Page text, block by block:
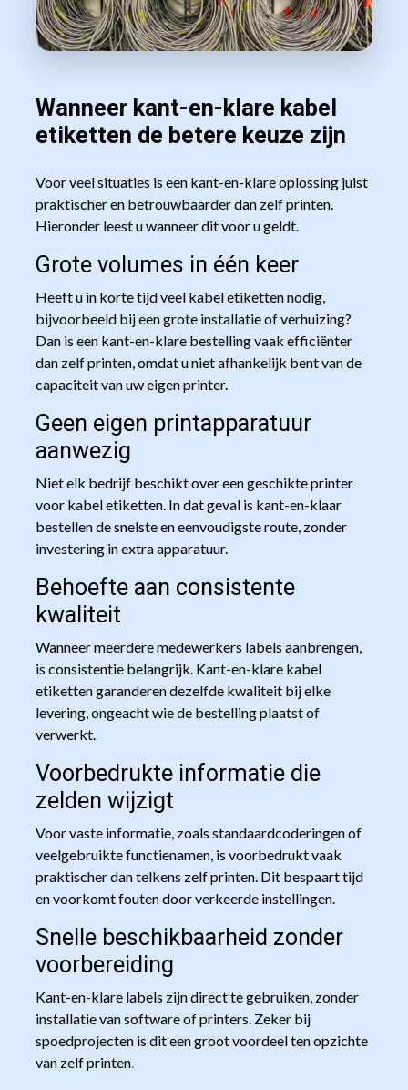
Wanneer kant-en-klare kabel
etiketten de betere keuze zijn
Voor veel situaties is een kant-en-klare oplossing juist
praktischer en betrouwbaarder dan zelf printen.
Hieronder leest u wanneer dit voor u geldt.
Grote volumes in één keer
Heeft u in korte tijd veel kabel etiketten nodig,
bijvoorbeeld bij een grote installatie of verhuizing?
Dan is een kant-en-klare bestelling vaak efficiënter
dan zelf printen, omdat u niet afhankelijk bent van de
capaciteit van uw eigen printer.
Geen eigen printapparatuur
aanwezig
Niet elk bedrijf beschikt over een geschikte printer
voor kabel etiketten. In dat geval is kant-en-klaar
bestellen de snelste en eenvoudigste route, zonder
investering in extra apparatuur.
Behoefte aan consistente
kwaliteit
Wanneer meerdere medewerkers labels aanbrengen,
is consistentie belangrijk. Kant-en-klare kabel
etiketten garanderen dezelfde kwaliteit bij elke
levering, ongeacht wie de bestelling plaatst of
verwerkt.
Voorbedrukte informatie die
zelden wijzigt
Voor vaste informatie, zoals standaardcoderingen of
veelgebruikte functienamen, is voorbedrukt vaak
praktischer dan telkens zelf printen. Dit bespaart tijd
en voorkomt fouten door verkeerde instellingen.
Snelle beschikbaarheid zonder
voorbereiding
Kant-en-klare labels zijn direct te gebruiken, zonder
installatie van software of printers. Zeker bij
spoedprojecten is dit een groot voordeel ten opzichte
van zelf printen